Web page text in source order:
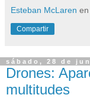
Esteban McLaren en
Compartir
sábado, 28 de
Drones:
multitudes